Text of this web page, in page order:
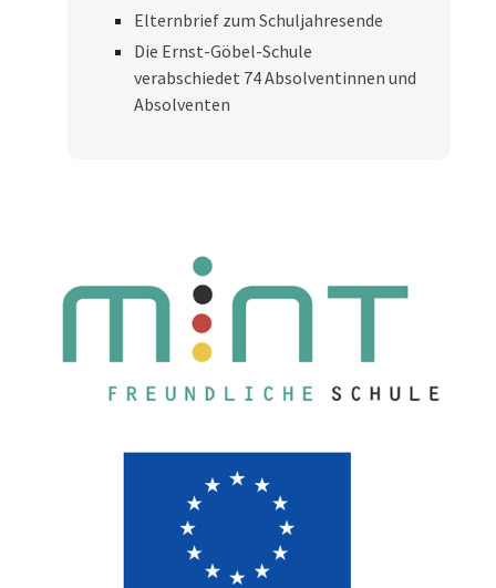
Elternbrief zum Schuljahresende
Die Ernst-Göbel-Schule
verabschiedet 74 Absolventinnen und
Absolventen